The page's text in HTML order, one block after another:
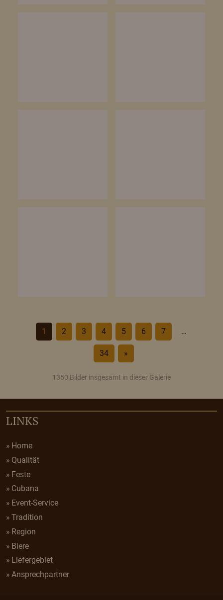
1 2 3 4 5 6 7 …
34 »
1350 Bilder insgesamt in dieser Galerie
LINKS
Home
Qualität
Feste
Cubana
Event-Service
Tradition
Region
Biere
Liefergebiet
Ansprechpartner